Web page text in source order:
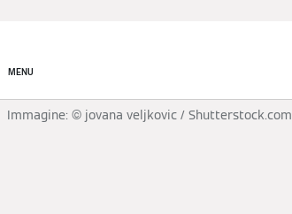
MENU
Immagine: © jovana veljkovic / Shutterstock.com